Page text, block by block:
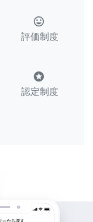
tag_faces
評価制度
stars
認定制度